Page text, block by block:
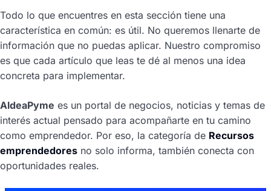
Todo lo que encuentres en esta sección tiene una
característica en común: es útil. No queremos llenarte de
información que no puedas aplicar. Nuestro compromiso
es que cada artículo que leas te dé al menos una idea
concreta para implementar.
AldeaPyme es un portal de negocios, noticias y temas de
interés actual pensado para acompañarte en tu camino
como emprendedor. Por eso, la categoría de Recursos
emprendedores no solo informa, también conecta con
oportunidades reales.